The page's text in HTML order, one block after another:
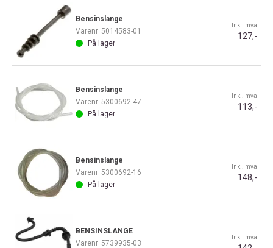
Bensinslange
Varenr 5014583-01
På lager
Inkl. mva
127,-
Bensinslange
Varenr 5300692-47
På lager
Inkl. mva
113,-
Bensinslange
Varenr 5300692-16
På lager
Inkl. mva
148,-
BENSINSLANGE
Varenr 5739935-03
Inkl. mva